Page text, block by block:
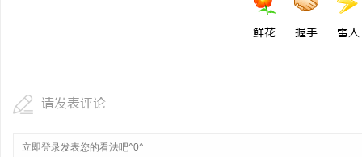
鲜花 握手 雷人
请发表评论